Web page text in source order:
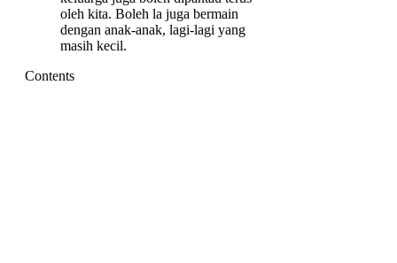
oleh kita. Boleh la juga bermain
dengan anak-anak, lagi-lagi yang
masih kecil.
Contents